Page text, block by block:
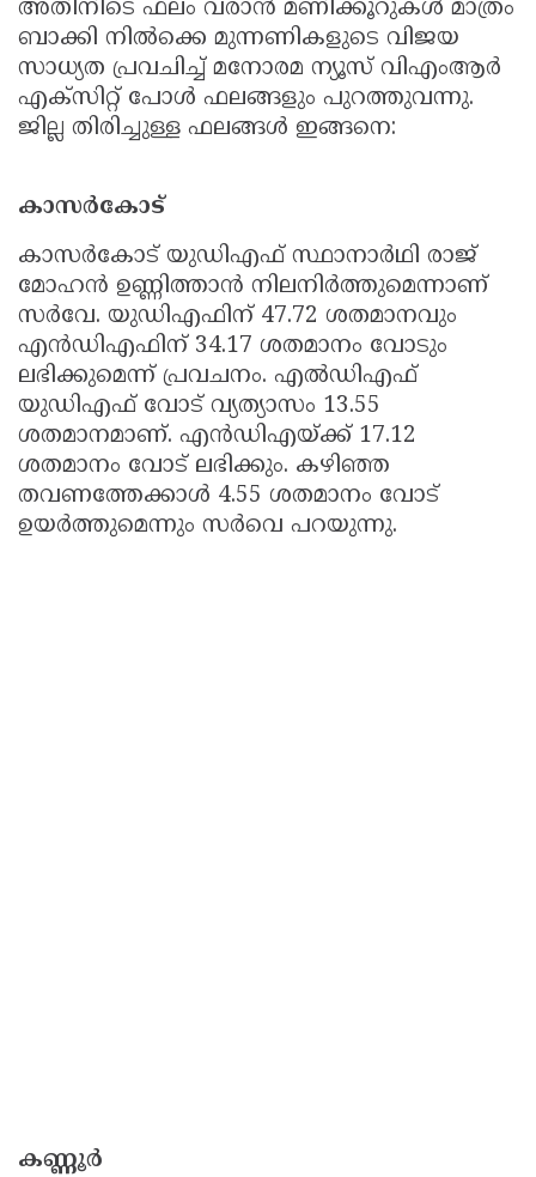
അതിനിടെ ഫലം വരാന്‍ മണിക്കൂറുകള്‍ മാത്രം
ബാക്കി നില്‍ക്കെ മുന്നണികളുടെ വിജയ
സാധ്യത പ്രവചിച്ച് മനോരമ ന്യൂസ് വിഎംആര്‍
എക്‌സിറ്റ് പോള്‍ ഫലങ്ങളും പുറത്തുവന്നു.
ജില്ല തിരിച്ചുള്ള ഫലങ്ങള്‍ ഇങ്ങനെ:
കാസര്‍കോട്
കാസര്‍കോട് യുഡിഎഫ് സ്ഥാനാര്‍ഥി രാജ്
മോഹന്‍ ഉണ്ണിത്താന്‍ നിലനിര്‍ത്തുമെന്നാണ്
സര്‍വേ. യുഡിഎഫിന് 47.72 ശതമാനവും
എന്‍ഡിഎഫിന് 34.17 ശതമാനം വോടും
ലഭിക്കുമെന്ന് പ്രവചനം. എല്‍ഡിഎഫ്
യുഡിഎഫ് വോട് വ്യത്യാസം 13.55
ശതമാനമാണ്. എന്‍ഡിഎയ്ക്ക് 17.12
ശതമാനം വോട് ലഭിക്കും. കഴിഞ്ഞ
തവണത്തേക്കാള്‍ 4.55 ശതമാനം വോട്
ഉയര്‍ത്തുമെന്നും സര്‍വെ പറയുന്നു.
കണ്ണൂര്‍